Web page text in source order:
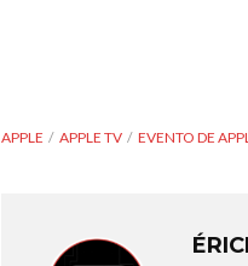
APPLE APPLE TV EVENTO DE